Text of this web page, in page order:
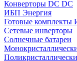
Конверторы DC DC
ИБП Энергия
Готовые комплекты
Сетевые инверторы
Солнечные батареи